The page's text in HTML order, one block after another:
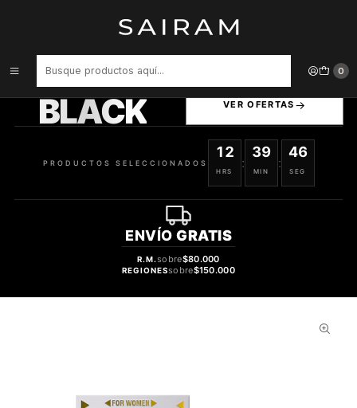
0
PERFUME BEAS GIOGIA WATER CLON GIOIA GIORGIO ARMANI
BLACK VER OFERTAS
PRODUCTOS SELECCIONADOS
12
HRS
:
39
MIN
:
45
SEG
ENVÍO GRATIS
R.M.sobre$80.000
REGIONESsobre$150.000